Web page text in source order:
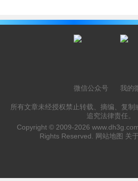
微信公众号 我的
所有文章未经授权禁止转载、摘编、复制
追究法律责任。
Copyright © 2009-2026
Rights Reserved.
网站地图 关